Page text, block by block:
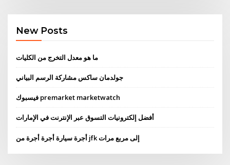
New Posts
ما هو معدل التخرج من الكليات
جولدمان ساكس مشاركة الرسم البياني
فيسبوك premarket marketwatch
أفضل إلكترونيات التسوق عبر الإنترنت في الإمارات
أجرة سيارة أجرة أجرة من jfk إلى مربع مرات